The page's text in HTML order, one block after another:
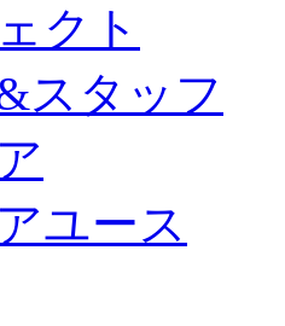
クト
スタッフ
ユース